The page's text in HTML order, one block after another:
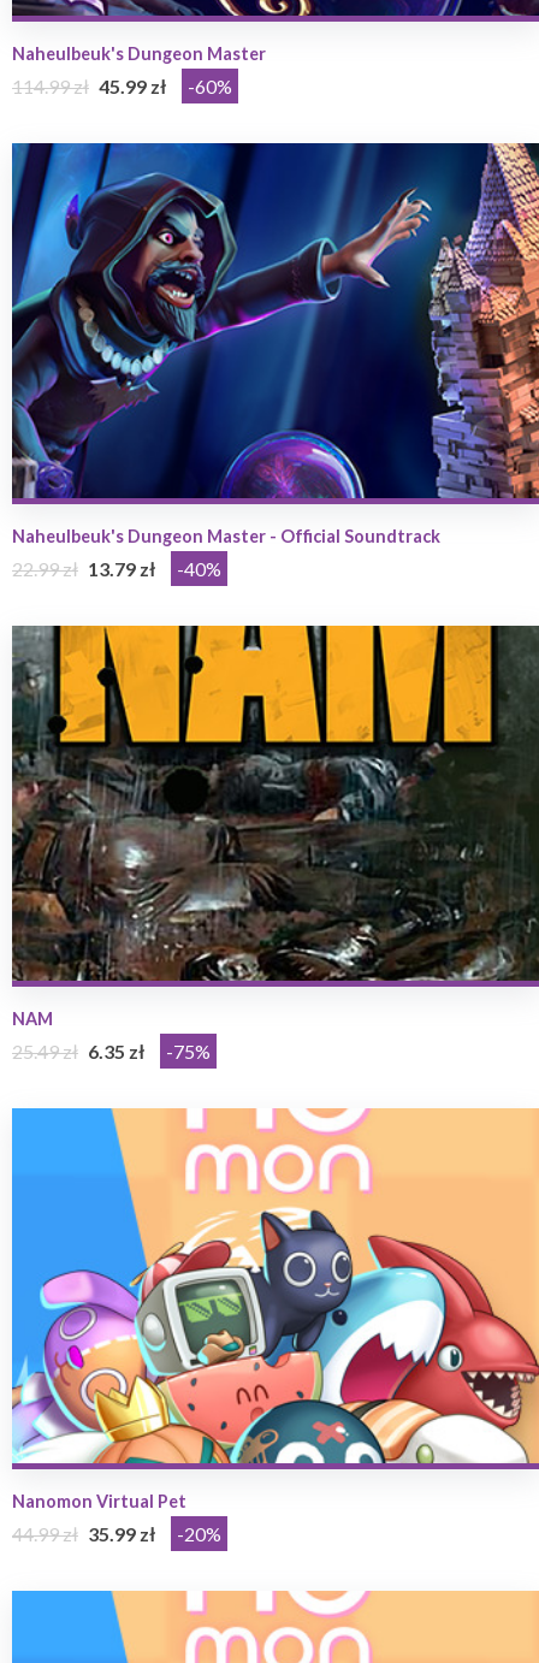
Naheulbeuk's Dungeon Master
114.99 zł 45.99 zł -60%
Naheulbeuk's Dungeon Master - Official Soundtrack
22.99 zł 13.79 zł -40%
NAM
25.49 zł 6.35 zł -75%
Nanomon Virtual Pet
44.99 zł 35.99 zł -20%